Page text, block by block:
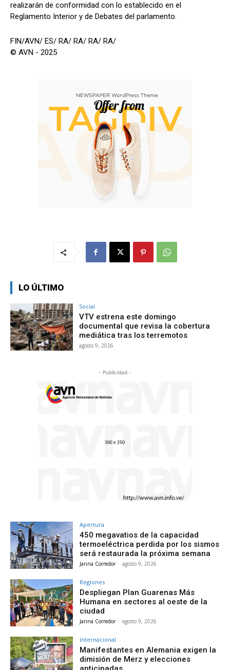
realizarán de conformidad con lo establecido en el
Reglamento Interior y de Debates del parlamento.
FIN/AVN/ ES/ RA/ RA/ RA/ RA/
© AVN - 2025
LO ÚLTIMO
Social
VTV estrena este domingo
documental que revisa la cobertura
mediática tras los terremotos
agosto 9, 2026
- Publicidad -
Apertura
450 megavatios de la capacidad
termoeléctrica perdida por los sismos
será restaurada la próxima semana
Janna Corredor - agosto 9, 2026
Regiones
Despliegan Plan Guarenas Más
Humana en sectores al oeste de la
ciudad
Janna Corredor - agosto 9, 2026
Internacional
Manifestantes en Alemania exigen la
dimisión de Merz y elecciones